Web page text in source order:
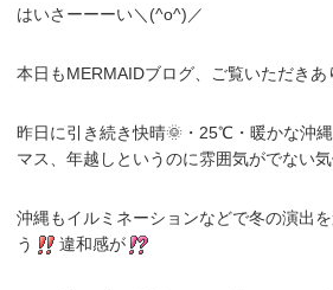
はいさーーーい＼(^o^)／
本日もMERMAIDブログ、ご覧いただきあ
昨日に引き続き快晴🌞・25℃・暖かな沖
マス、年越しというのに雰囲気がでない気
沖縄もイルミネーションなどで冬の演出
う
違和感が